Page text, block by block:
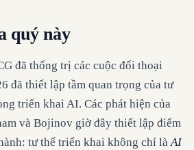
quý này
đã thống trị các cuộc đối thoại
đã thiết lập tầm quan trọng của tư
triển khai AI. Các phát hiện của
và Bojinov giờ đây thiết lập điểm
tư thế triển khai không chỉ làAI